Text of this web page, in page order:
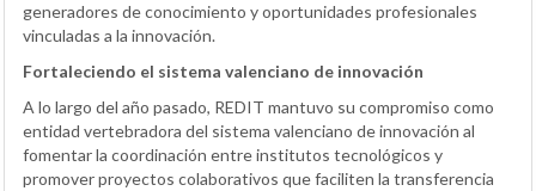
generadores de conocimiento y oportunidades profesionales
vinculadas a la innovación.
Fortaleciendo el sistema valenciano de innovación
A lo largo del año pasado, REDIT mantuvo su compromiso como
entidad vertebradora del sistema valenciano de innovación al
fomentar la coordinación entre institutos tecnológicos y
promover proyectos colaborativos que faciliten la transferencia